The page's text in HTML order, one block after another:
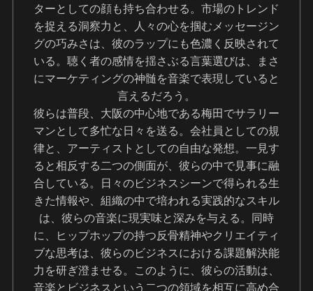
ターとしての顔も持ち合わせる。市場のトレンド
を捉える洞察力と、人々の心を掴むメッセージン
グの巧みさは、彼のラップにも色濃く反映されて
いる。聴く者の感情を揺さぶる言葉選びは、まさ
にマーケティングの神髄を音楽で表現していると
言えるだろう。
彼らは普段、大阪の中心地である梅田でサラリー
マンとして多忙な日々を送る。会社員としての規
律と、アーティストとしての自由な発想。一見す
ると相反する二つの側面が、彼らの中で見事に融
合している。日々のビジネスシーンで得られる生
きた情報や、組織の中で培われる実践的なスキル
は、彼らの音楽に現実味と深みを与える。同時
に、ヒップホップの持つ反骨精神やクリエイティ
ブな思考は、彼らのビジネスにおける課題解決能
力を研ぎ澄ませる。このように、彼らの活動は、
音楽とビジネスという二つの領域を相互に高め合